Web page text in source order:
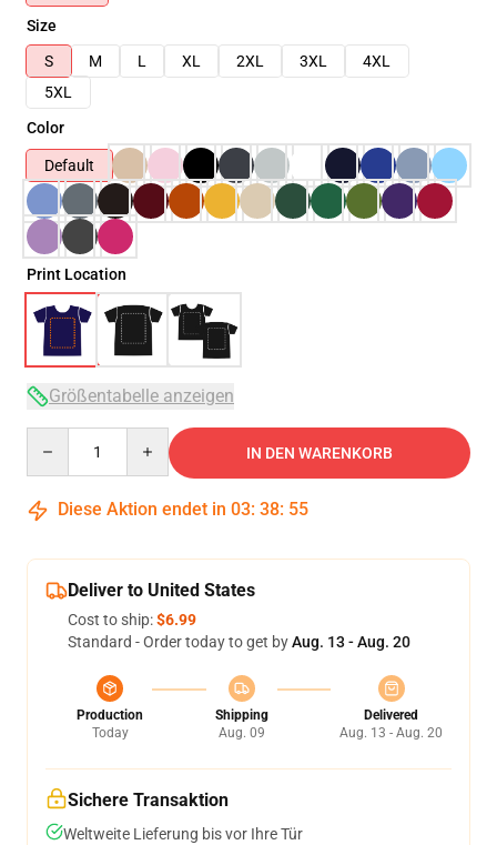
Size
S
M L XL 2XL 3XL
4XL
5XL
Color
Default
Print Location
Größentabelle anzeigen
IN DEN WARENKORB
Diese Aktion endet in 03: 38: 54
Deliver to United States
Cost to ship:$6.99
Standard - Order today to get byAug. 13 - Aug. 20
Production
Today
Shipping
Aug. 09
Delivered
Aug. 13 - Aug. 20
Sichere Transaktion
Weltweite Lieferung bis vor Ihre Tür